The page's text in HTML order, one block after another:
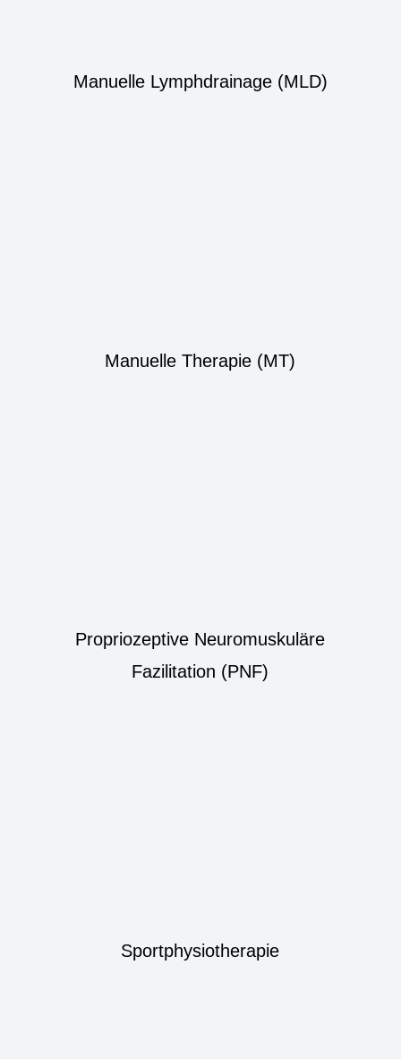
Manuelle Lymphdrainage (MLD)
Manuelle Therapie (MT)
Propriozeptive Neuromuskuläre
Fazilitation (PNF)
Sportphysiotherapie